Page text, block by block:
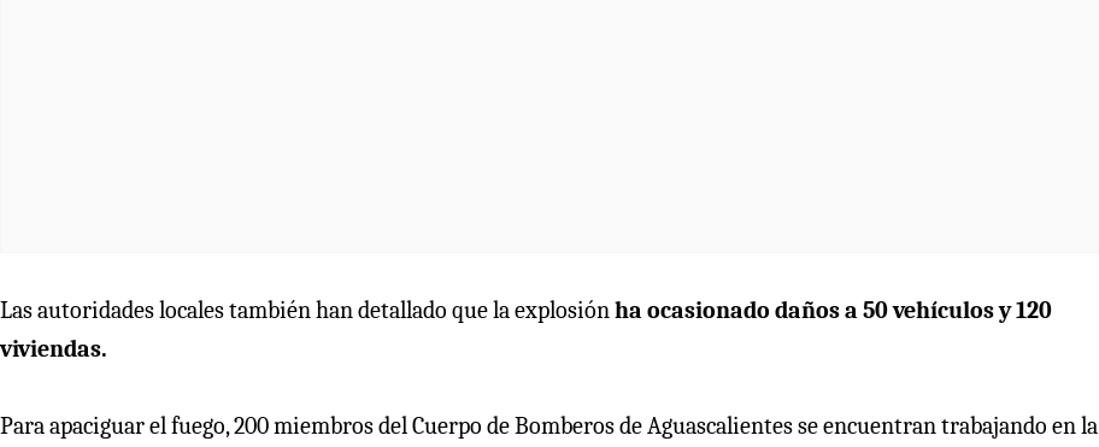
Las autoridades locales también han detallado que la explosiónha ocasionado daños a 50 vehículos y 120
viviendas.
Para apaciguar el fuego, 200 miembros del Cuerpo de Bomberos de Aguascalientes se encuentran trabajando en la